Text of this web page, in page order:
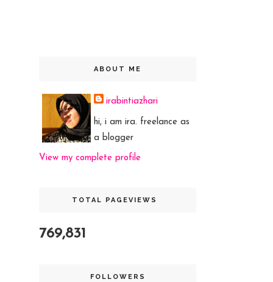
ABOUT ME
irabintiazhari
hi, i am ira. freelance as
a blogger
View my complete profile
TOTAL PAGEVIEWS
769,831
FOLLOWERS